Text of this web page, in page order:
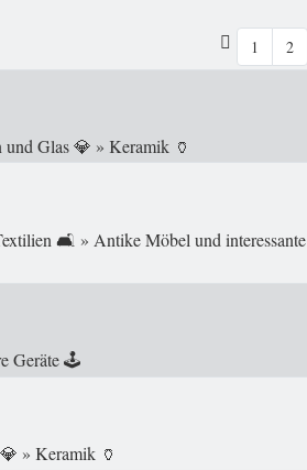
1 2
und Glas 💎 » Keramik 🏺
🛋️ » Antike Möbel und interessante
Geräte 🕹️
» Keramik 🏺